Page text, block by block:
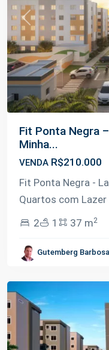
Previous
Fit Ponta Negra
Minha...
VENDA R$210.000
Fit Ponta Negra -
Quartos com
2
1 37 m2
Gutemberg Barbosa
Negra,